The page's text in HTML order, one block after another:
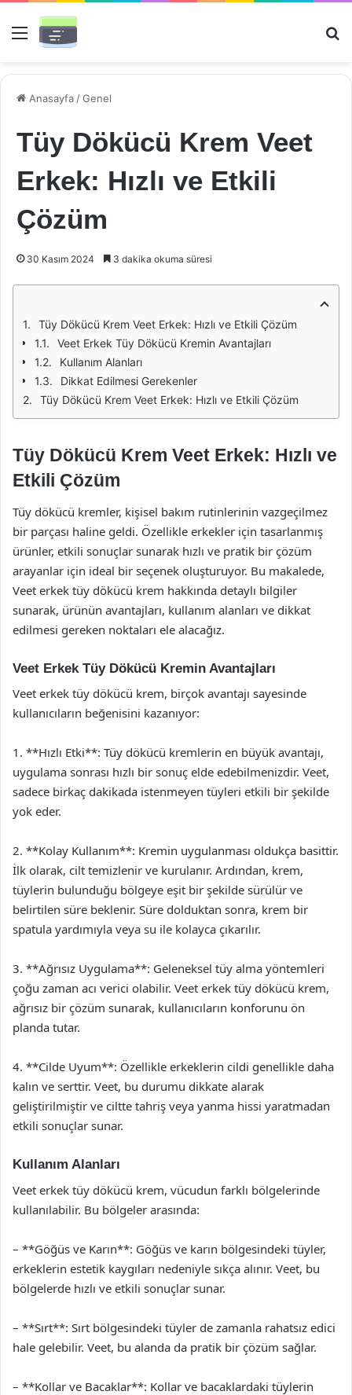
Menü
Anasayfa /Genel
Tüy Dökücü Krem Veet
Erkek: Hızlı ve Etkili
Çözüm
30 Kasım 2024 3 dakika okuma süresi
Tüy Dökücü Krem Veet Erkek: Hızlı ve Etkili Çözüm
Veet Erkek Tüy Dökücü Kremin Avantajları
Kullanım Alanları
Dikkat Edilmesi Gerekenler
Tüy Dökücü Krem Veet Erkek: Hızlı ve Etkili Çözüm
Tüy Dökücü Krem Veet Erkek: Hızlı ve
Etkili Çözüm
Tüy dökücü kremler, kişisel bakım rutinlerinin vazgeçilmez
bir parçası haline geldi. Özellikle erkekler için tasarlanmış
ürünler, etkili sonuçlar sunarak hızlı ve pratik bir çözüm
arayanlar için ideal bir seçenek oluşturuyor. Bu makalede,
Veet erkek tüy dökücü krem hakkında detaylı bilgiler
sunarak, ürünün avantajları, kullanım alanları ve dikkat
edilmesi gereken noktaları ele alacağız.
Veet Erkek Tüy Dökücü Kremin Avantajları
Veet erkek tüy dökücü krem, birçok avantajı sayesinde
kullanıcıların beğenisini kazanıyor:
1. **Hızlı Etki**: Tüy dökücü kremlerin en büyük avantajı,
uygulama sonrası hızlı bir sonuç elde edebilmenizdir. Veet,
sadece birkaç dakikada istenmeyen tüyleri etkili bir şekilde
yok eder.
2. **Kolay Kullanım**: Kremin uygulanması oldukça basittir.
İlk olarak, cilt temizlenir ve kurulanır. Ardından, krem,
tüylerin bulunduğu bölgeye eşit bir şekilde sürülür ve
belirtilen süre beklenir. Süre dolduktan sonra, krem bir
spatula yardımıyla veya su ile kolayca çıkarılır.
3. **Ağrısız Uygulama**: Geleneksel tüy alma yöntemleri
çoğu zaman acı verici olabilir. Veet erkek tüy dökücü krem,
ağrısız bir çözüm sunarak, kullanıcıların konforunu ön
planda tutar.
4. **Cilde Uyum**: Özellikle erkeklerin cildi genellikle daha
kalın ve serttir. Veet, bu durumu dikkate alarak
geliştirilmiştir ve ciltte tahriş veya yanma hissi yaratmadan
etkili sonuçlar sunar.
Kullanım Alanları
Veet erkek tüy dökücü krem, vücudun farklı bölgelerinde
kullanılabilir. Bu bölgeler arasında:
– **Göğüs ve Karın**: Göğüs ve karın bölgesindeki tüyler,
erkeklerin estetik kaygıları nedeniyle sıkça alınır. Veet, bu
bölgelerde hızlı ve etkili sonuçlar sunar.
– **Sırt**: Sırt bölgesindeki tüyler de zamanla rahatsız edici
hale gelebilir. Veet, bu alanda da pratik bir çözüm sağlar.
– **Kollar ve Bacaklar**: Kollar ve bacaklardaki tüylerin